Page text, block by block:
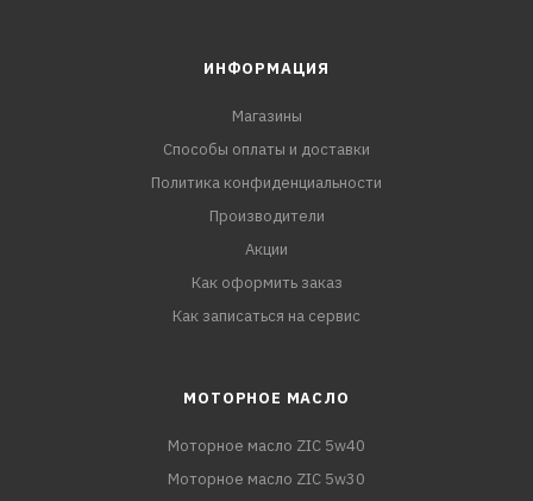
ИНФОРМАЦИЯ
Магазины
Способы оплаты и доставки
Политика конфиденциальности
Производители
Акции
Как оформить заказ
Как записаться на сервис
МОТОРНОЕ МАСЛО
Моторное масло ZIC 5w40
Моторное масло ZIC 5w30